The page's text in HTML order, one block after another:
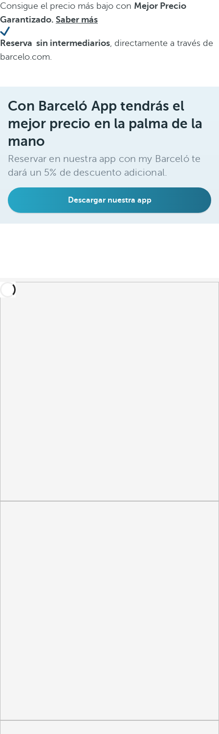
Consigue el precio más bajo con Mejor Precio
Garantizado. Saber más
Reserva sin intermediarios, directamente a través de
barcelo.com.
Con Barceló App tendrás el
mejor precio en la palma de la
mano
Reservar en nuestra app con my Barceló te
dará un 5% de descuento adicional.
Descargar nuestra app